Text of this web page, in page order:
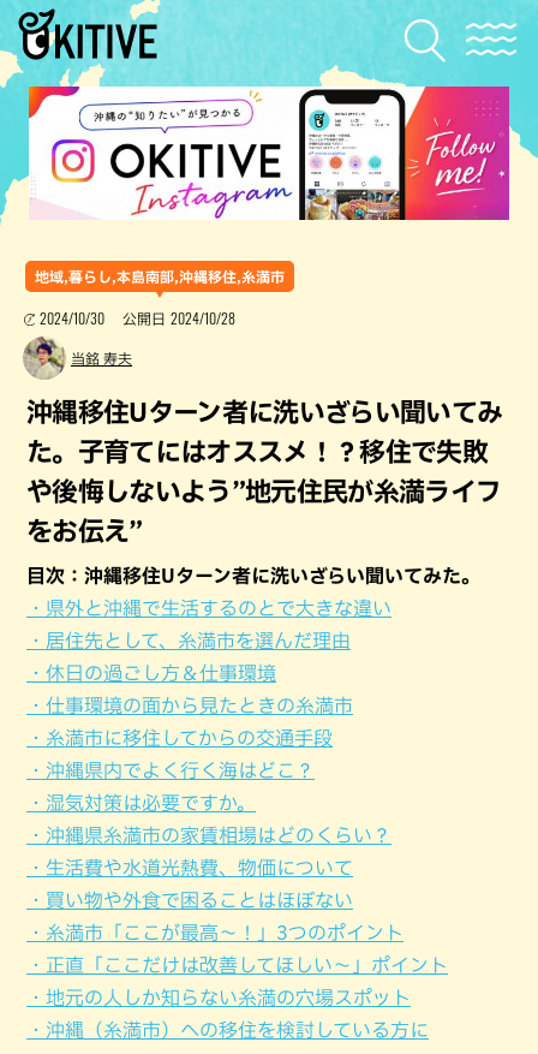
地域,暮らし,本島南部,沖縄移住,糸満市
2024/10/30 公開日 2024/10/28
当銘 寿夫
沖縄移住Uターン者に洗いざらい聞いてみ
た。子育てにはオススメ！？移住で失敗
や後悔しないよう”地元住民が糸満ライフ
をお伝え”
目次：沖縄移住Uターン者に洗いざらい聞いてみた。
・県外と沖縄で生活するのとで大きな違い
・居住先として、糸満市を選んだ理由
・休日の過ごし方＆仕事環境
・仕事環境の面から見たときの糸満市
・糸満市に移住してからの交通手段
・沖縄県内でよく行く海はどこ？
・湿気対策は必要ですか。
・沖縄県糸満市の家賃相場はどのくらい？
・生活費や水道光熱費、物価について
・買い物や外食で困ることはほぼない
・糸満市「ここが最高〜！」3つのポイント
・正直「ここだけは改善してほしい〜」ポイント
・地元の人しか知らない糸満の穴場スポット
・沖縄（糸満市）への移住を検討している方に